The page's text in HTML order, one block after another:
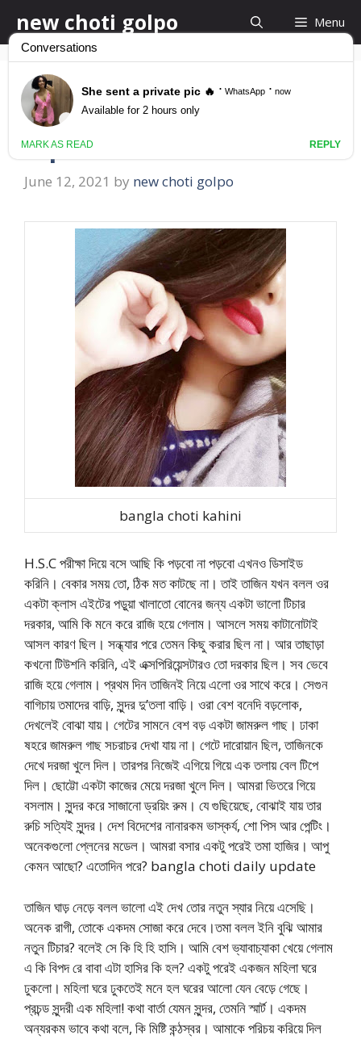
to
content
new choti golpo Menu
Bangla Choti Daily
Update
June 12, 2021 by new choti golpo
bangla choti kahini
H.S.C পরীক্ষা দিয়ে বসে আছি কি পড়বো না পড়বো এখনও ডিসাইড
করিনি। বেকার সময় তো, ঠিক মত কাটছে না। তাই তাজিন যখন বলল ওর
একটা ক্লাস এইটের পড়ুয়া খালাতো বোনের জন্য একটা ভালো টিচার
দরকার, আমি কি মনে করে রাজি হয়ে গেলাম। আসলে সময় কাটানোটাই
আসল কারণ ছিল। সন্ধ্যার পরে তেমন কিছু করার ছিল না। আর তাছাড়া
কখনো টিউশনি করিনি, এই এক্সপিরিয়েন্সটারও তো দরকার ছিল। সব ভেবে
রাজি হয়ে গেলাম। প্রথম দিন তাজিনই নিয়ে এলো ওর সাথে করে। সেগুন
বাগিচায় তমাদের বাড়ি, সুন্দর দু’তলা বাড়ি। ওরা বেশ বনেদি বড়লোক,
দেখলেই বোঝা যায়। গেটের সামনে বেশ বড় একটা জামরুল গাছ। ঢাকা
ষহরে জামরুল গাছ সচরাচর দেখা যায় না। গেটে দারোয়ান ছিল, তাজিনকে
দেখে দরজা খুলে দিল। তারপর নিজেই এগিয়ে গিয়ে এক তলায় বেল টিপে
দিল। ছোট্টো একটা কাজের মেয়ে দরজা খুলে দিল। আমরা ভিতরে গিয়ে
বসলাম। সুন্দর করে সাজানো ড্রয়িং রুম। যে গুছিয়েছে, বোঝাই যায় তার
রুচি সত্যিই সুন্দর। দেশ বিদেশের নানারকম ভাস্কর্য, শো পিস আর পেন্টিং।
অনেকগুলো প্লেনের মডেল। আমরা বসার একটু পরেই তমা হাজির। আপু
কেমন আছো? এতোদিন পরে? bangla choti daily update
তাজিন ঘাড় নেড়ে বলল ভালো এই দেখ তোর নতুন স্যার নিয়ে এসেছি।
অনেক রাগী, তোকে একদম সোজা করে দেবে।তমা বলল ইনি বুঝি আমার
নতুন টিচার? বলেই সে কি হি হি হাসি। আমি বেশ ভ্যাবাচ্যাকা খেয়ে গেলাম
এ কি বিপদ রে বাবা এটা হাসির কি হল? একটু পরেই একজন মহিলা ঘরে
ঢুকলো। মহিলা ঘরে ঢুকতেই মনে হল ঘরের আলো যেন বেড়ে গেছে।
প্রচন্ড সুন্দরী এক মহিলা! কথা বার্তা যেমন সুন্দর, তেমনি স্মার্ট। একদম
অন্যরকম ভাবে কথা বলে, কি মিষ্টি কন্ঠস্বর। আমাকে পরিচয় করিয়ে দিল